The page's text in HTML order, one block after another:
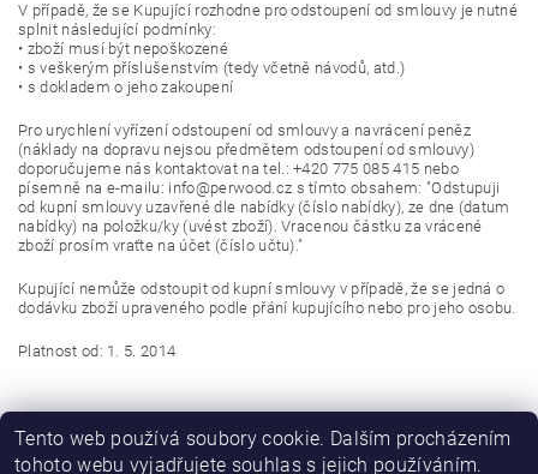
V případě, že se Kupující rozhodne pro odstoupení od smlouvy je nutné
splnit následující podmínky:
• zboží musí být nepoškozené
• s veškerým příslušenstvím (tedy včetně návodů, atd.)
• s dokladem o jeho zakoupení
Pro urychlení vyřízení odstoupení od smlouvy a navrácení peněz
(náklady na dopravu nejsou předmětem odstoupení od smlouvy)
doporučujeme nás kontaktovat na tel.: +420 775 085 415 nebo
písemně na e-mailu: info@perwood.cz s tímto obsahem: "Odstupuji
od kupní smlouvy uzavřené dle nabídky (číslo nabídky), ze dne (datum
nabídky) na položku/ky (uvést zboží). Vracenou částku za vrácené
zboží prosím vraťte na účet (číslo učtu)."
Kupující nemůže odstoupit od kupní smlouvy v případě, že se jedná o
dodávku zboží upraveného podle přání kupujícího nebo pro jeho osobu.
Platnost od: 1. 5. 2014
Tento web používá soubory cookie. Dalším procházením
tohoto webu vyjadřujete souhlas s jejich používáním.